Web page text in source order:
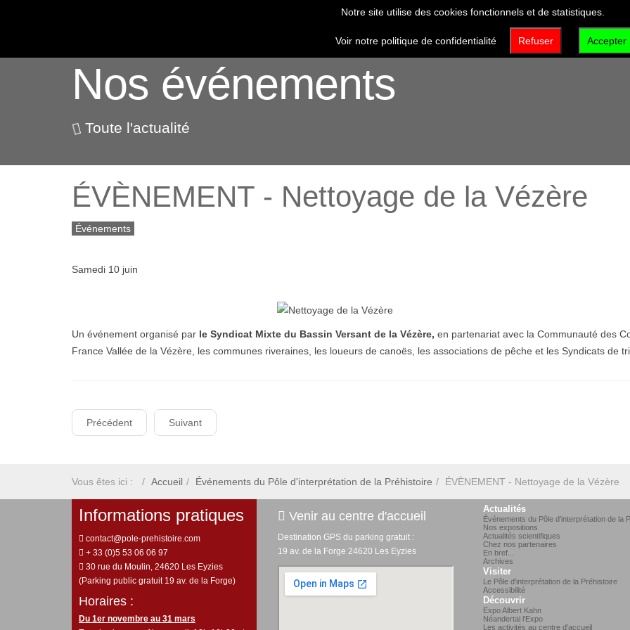
VISITER DÉCOUVRIR QUI SOMMES-NOUS ?
Nos événements
Toute l'actualité
ÉVÈNEMENT - Nettoyage de la Vézère
Événements
Samedi 10 juin
Un événement organisé par le Syndicat Mixte du Bassin Versant de la Vézère, en partenariat avec la Communauté des
France Vallée de la Vézère, les communes riveraines, les loueurs de canoës, les associations de pêche et les Syndicats de
Précédent Suivant
Vous êtes ici : Accueil Événements du Pôle d'interprétation de la Préhistoire ÉVÈNEMENT - Nettoyage de la Vézère
Informations pratiques
contact@pole-prehistoire.com
+ 33 (0)5 53 06 06 97
30 rue du Moulin, 24620 Les Eyzies
(Parking public gratuit 19 av. de la Forge)
Horaires :
Du 1er novembre au 31 mars
Venir au centre d'accueil
Destination GPS du parking gratuit :
19 av. de la Forge 24620 Les Eyzies
Actualités
Événements du Pôle d'interprétation de la
Nos expositions
Actualités scientifiques
Chez nos partenaires
En bref...
Archives
Visiter
Le Pôle d'interprétation de la Préhistoire
Accessibilité
Découvrir
Expo Albert Kahn
Néandertal l'Expo
Les activités au centre d'accueil
Notre site utilise des cookies fonctionnels et de statistiques.
Voir notre politique de confidentialité Refuser Accepter